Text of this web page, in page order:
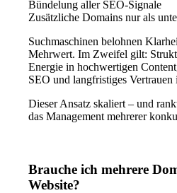
Bündelung aller SEO-Signale
Zusätzliche Domains nur als
Suchmaschinen belohnen
Mehrwert. Im Zweifel gilt:
Energie in hochwertigen
SEO und langfristiges Vertrauen
Dieser Ansatz skaliert – und
das Management mehrerer
Brauche ich mehrere
Website?